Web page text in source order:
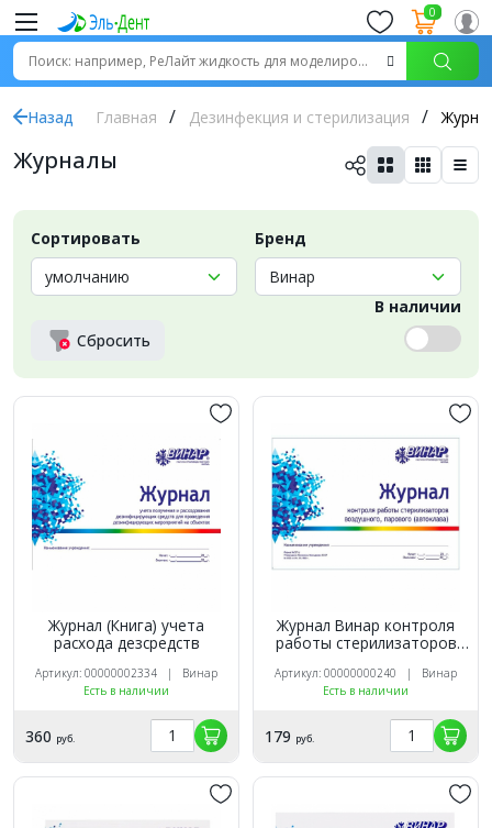
0
Назад Главная Дезинфекция и стерилизация
Журналы
Сортировать Бренд
Сбросить
В наличии
Журнал (Книга) учета
расхода дезсредств
Артикул: 00000002334 | Винар
Есть в наличии
360 руб.
Журнал Винар контроля
работы стерилизаторов
Артикул: 00000000240 | Винар
Есть в наличии
179 руб.